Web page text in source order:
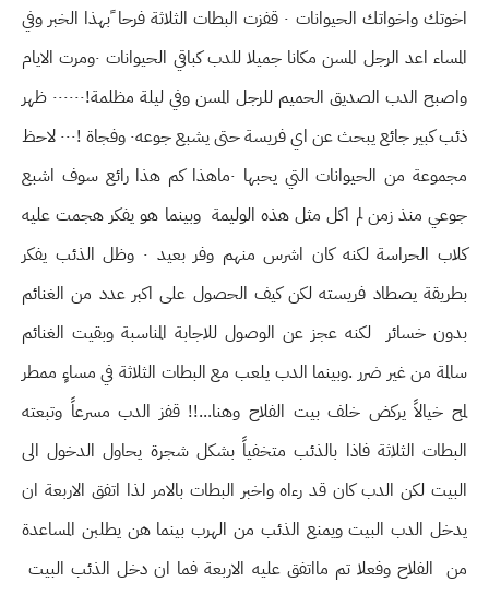
اخوتك واخواتك الحيوانات ٠ قفزت البطات الثلاثة فرحا ًبهذا الخبر وفي
المساء اعد الرجل المسن مكانا جميلا للدب كباقي الحيوانات ٠ومرت الايام
واصبح الدب الصديق الحميم للرجل المسن وفي ليلة مظلمة!٠٠٠٠٠٠ ظهر
ذئب كبير جائع يبحث عن اي فريسة حتى يشبع جوعه٠ وفجاة !٠٠٠ لاحظ
مجموعة من الحيوانات التي يحبها ٠ماهذا كم هذا رائع سوف اشبع
جوعي منذ زمن لم اكل مثل هذه الوليمة وبينما هو يفكر هجمت عليه
كلاب الحراسة لكنه كان اشرس منهم وفر بعيد ٠ وظل الذئب يفكر
بطريقة يصطاد فريسته لكن كيف الحصول على اكبر عدد من الغنائم
بدون خسائر لكنه عجز عن الوصول للاجابة المناسبة وبقيت الغنائم
سالمة من غير ضرر .وبينما الدب يلعب مع البطات الثلاثة في مساءٍ ممطر
لمح خيالاً يركض خلف بيت الفلاح وهنا...!! قفز الدب مسرعاً وتبعته
البطات الثلاثة فاذا بالذئب متخفياً بشكل شجرة يحاول الدخول الى
البيت لكن الدب كان قد رءاه واخبر البطات بالامر لذا اتفق الاربعة ان
يدخل الدب البيت ويمنع الذئب من الهرب بينما هن يطلبن المساعدة
من الفلاح وفعلا تم مااتفق عليه الاربعة فما ان دخل الذئب البيت